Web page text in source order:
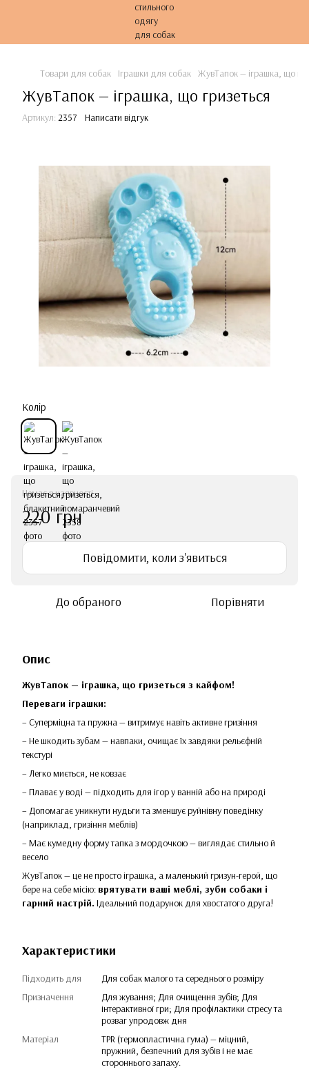
Товари для собак Іграшки для собак ЖувТапок — іграшка, що
ЖувТапок — іграшка, що гризеться
Артикул: 2357 Написати відгук
Колір
Немає в наявності
220 грн
Повідомити, коли з'явиться
До обраного Порівняти
Опис
ЖувТапок — іграшка, що гризеться з кайфом!
Переваги іграшки:
– Суперміцна та пружна — витримує навіть активне гризіння
– Не шкодить зубам — навпаки, очищає їх завдяки рельєфній
текстурі
– Легко миється, не ковзає
– Плаває у воді — підходить для ігор у ванній або на природі
– Допомагає уникнути нудьги та зменшує руйнівну поведінку
(наприклад, гризіння меблів)
– Має кумедну форму тапка з мордочкою — виглядає стильно й
весело
ЖувТапок — це не просто іграшка, а маленький гризун-герой, що
бере на себе місію: врятувати ваші меблі, зуби собаки і
гарний настрій. Ідеальний подарунок для хвостатого друга!
Характеристики
Підходить для
Для собак малого та середнього розміру
Призначення
Для жування; Для очищення зубів; Для
інтерактивної гри; Для профілактики стресу та
розваг упродовж дня
Матеріал
TPR (термопластична гума) — міцний,
пружний, безпечний для зубів і не має
стороннього запаху.